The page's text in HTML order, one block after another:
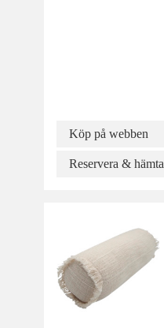
Köp på webben
Reservera & hämta